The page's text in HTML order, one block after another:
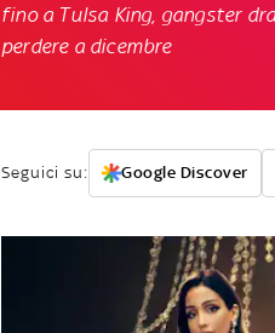
fino a Tulsa King, gangster
perdere a dicembre
Seguici su: Google Discover